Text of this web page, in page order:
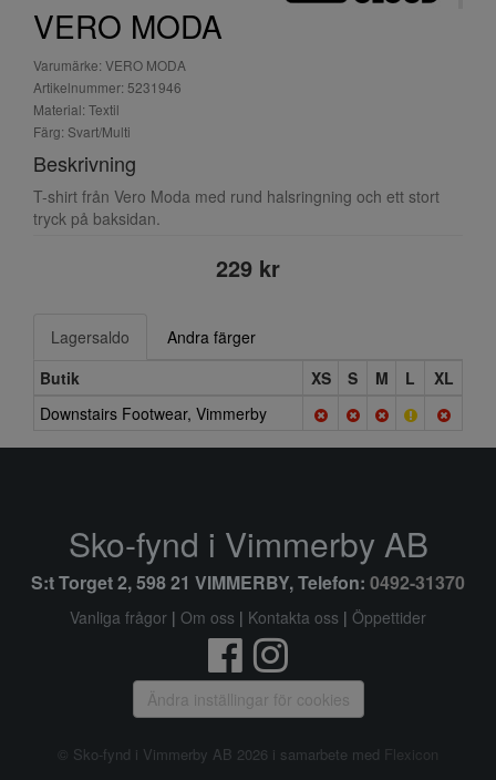
VERO MODA
Varumärke: VERO MODA
Artikelnummer: 5231946
Material: Textil
Färg: Svart/Multi
Beskrivning
T-shirt från Vero Moda med rund halsringning och ett stort
tryck på baksidan.
229 kr
Lagersaldo
Andra färger
Butik
XS S M L
XL
Downstairs Footwear, Vimmerby
Sko-fynd i Vimmerby AB
S:t Torget 2, 598 21 VIMMERBY, Telefon: 0492-31370
Vanliga frågor | Om oss | Kontakta oss | Öppettider
Ändra inställingar för cookies
© Sko-fynd i Vimmerby AB 2026 i samarbete med Flexicon